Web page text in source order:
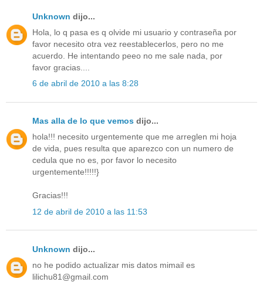
Unknown dijo...
Hola, lo q pasa es q olvide mi usuario y contraseña por
favor necesito otra vez reestablecerlos, pero no me
acuerdo. He intentando peeo no me sale nada, por
favor gracias....
6 de abril de 2010 a las 8:28
Mas alla de lo que vemos dijo...
hola!!! necesito urgentemente que me arreglen mi hoja
de vida, pues resulta que aparezco con un numero de
cedula que no es, por favor lo necesito
urgentemente!!!!!}
Gracias!!!
12 de abril de 2010 a las 11:53
Unknown dijo...
no he podido actualizar mis datos mimail es
lilichu81@gmail.com